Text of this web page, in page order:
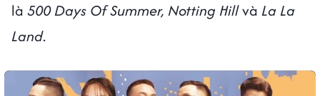
là 500 Days Of Summer, Notting Hillvà La La
Land.